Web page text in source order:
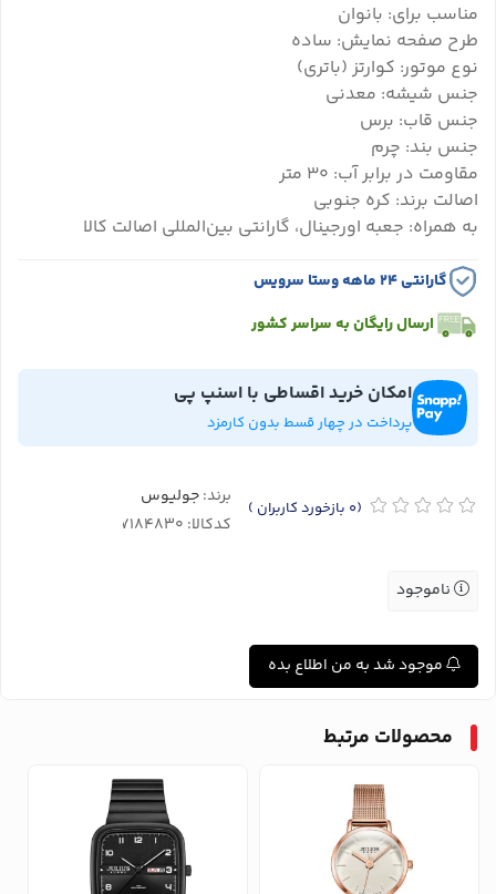
مناسب برای: بانوان
طرح صفحه نمایش: ساده
نوع موتور: کوارتز (باتری)
جنس شیشه: معدنی
جنس قاب: برس
جنس بند: چرم
مقاومت در برابر آب: 30 متر
اصالت برند: کره جنوبی
به همراه: جعبه اورجینال، گارانتی بین‌المللی اصالت کالا
گارانتی ۲۴ ماهه وستا سرویس
ارسال رایگان به سراسر کشور
امکان خرید اقساطی با اسنپ پی
پرداخت در چهار قسط بدون کارمزد
(0 بازخورد کاربران ) برند:جولیوس
کدکالا:
ناموجود
موجود شد به من اطلاع بده
محصولات مرتبط